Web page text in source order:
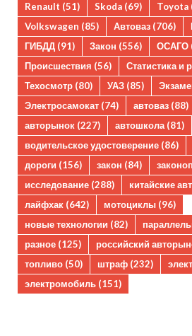
Renault (51) Skoda (69) Toyota
Volkswagen (85) Автоваз (706)
ГИБДД (91) Закон (556) ОСАГО
Происшествия (56) Статистика и
Техосмотр (80) УАЗ (85)
Электросамокат (74) автоваз (88)
авторынок (227) автошкола(81)
водительское удостоверение (86)
дороги (156) закон (84)
исследование (288) китайские
лайфхак (642) мотоциклы (96)
новые технологии (82)
разное (125) российский
топливо (50) штраф (232)
электромобиль (151)